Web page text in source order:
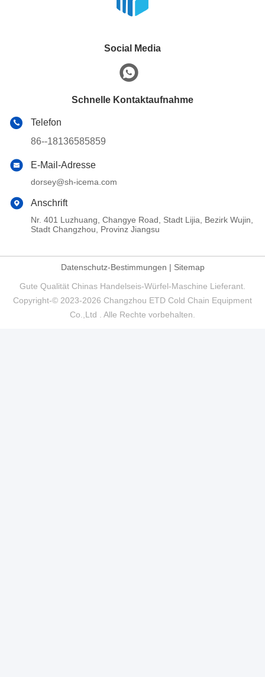
Social Media
Schnelle Kontaktaufnahme
Telefon
86--18136585859
E-Mail-Adresse
dorsey@sh-icema.com
Anschrift
Nr. 401 Luzhuang, Changye Road, Stadt Lijia, Bezirk Wujin,
Stadt Changzhou, Provinz Jiangsu
Datenschutz-Bestimmungen | Sitemap
Gute Qualität Chinas Handelseis-Würfel-Maschine Lieferant.
Copyright-© 2023-2026 Changzhou ETD Cold Chain Equipment
Co.,Ltd . Alle Rechte vorbehalten.